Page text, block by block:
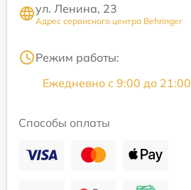
ул. Ленина, 23
Адрес сервисного центра Behringer
Режим работы:
Ежедневно с 9:00 до 21:00
Способы оплаты